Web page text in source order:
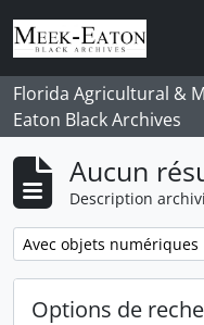
Skip to main content
Florida Agricultural &
Eaton Black Archives
Aucun
Description
Remove filter:
Avec objets numériques
Options de